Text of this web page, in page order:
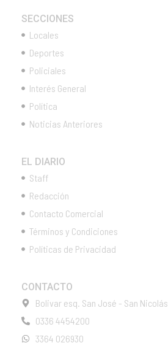
SECCIONES
Locales
Deportes
Policiales
Interés General
Política
Noticias Anteriores
EL DIARIO
Staff
Redacción
Contacto Comercial
Términos y Condiciones
Políticas de Privacidad
CONTACTO
Bolivar esq. San José - San Nicolás
0336 4454200
3364 026930